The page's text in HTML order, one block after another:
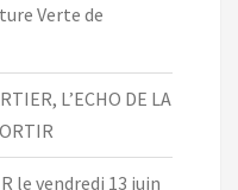
Verte de
L’ECHO DE LA
le vendredi 13 juin